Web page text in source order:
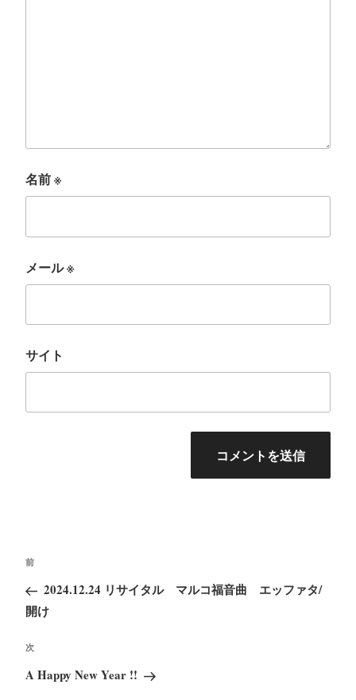
名前※
メール※
サイト
投
ナ
ビ
ゲ
ー
シ
前
の
投
前
2024.12.24 リサイタル マルコ福音曲 エッファタ/
開け
次
の
次
A Happy New Year !!